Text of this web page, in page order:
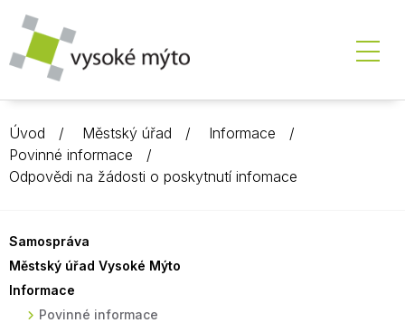
Úvod Městský úřad
Informace
Povinné informace
Odpovědi na žádosti o poskytnutí infomace
Samospráva
Městský úřad Vysoké Mýto
Informace
Povinné informace